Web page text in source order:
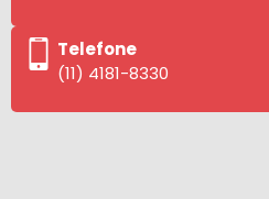
Telefone
(11) 4181-8330